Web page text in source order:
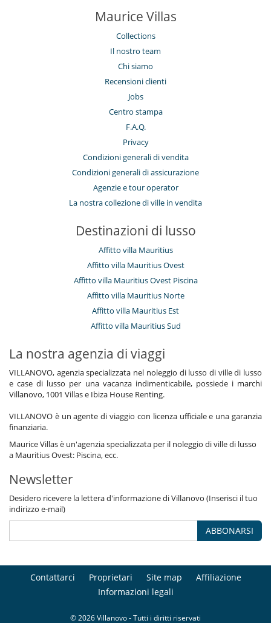
Maurice Villas
Collections
Il nostro team
Chi siamo
Recensioni clienti
Jobs
Centro stampa
F.A.Q.
Privacy
Condizioni generali di vendita
Condizioni generali di assicurazione
Agenzie e tour operator
La nostra collezione di ville in vendita
Destinazioni di lusso
Affitto villa Mauritius
Affitto villa Mauritius Ovest
Affitto villa Mauritius Ovest Piscina
Affitto villa Mauritius Norte
Affitto villa Mauritius Est
Affitto villa Mauritius Sud
La nostra agenzia di viaggi
VILLANOVO, agenzia specializzata nel noleggio di lusso di ville di lusso
e case di lusso per una vacanza indimenticabile, possiede i marchi
Villanovo, 1001 Villas e Ibiza House Renting.
VILLANOVO è un agente di viaggio con licenza ufficiale e una garanzia
finanziaria.
Maurice Villas è un'agenzia specializzata per il noleggio di ville di lusso
a Mauritius Ovest: Piscina, ecc.
Newsletter
Desidero ricevere la lettera d'informazione di Villanovo (Inserisci il tuo
indirizzo e-mail)
ABBONARSI
Contattarci Proprietari Site map
Affiliazione
Informazioni legali
© 2026 Villanovo - Tutti i diritti riservati